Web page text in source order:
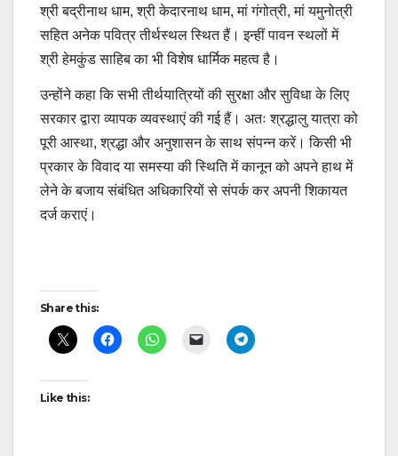
श्री बद्रीनाथ धाम, श्री केदारनाथ धाम, मां गंगोत्री, मां यमुनोत्री
सहित अनेक पवित्र तीर्थस्थल स्थित हैं। इन्हीं पावन स्थलों में
श्री हेमकुंड साहिब का भी विशेष धार्मिक महत्व है।
उन्होंने कहा कि सभी तीर्थयात्रियों की सुरक्षा और सुविधा के लिए
सरकार द्वारा व्यापक व्यवस्थाएं की गई हैं। अतः श्रद्धालु यात्रा को
पूरी आस्था, श्रद्धा और अनुशासन के साथ संपन्न करें। किसी भी
प्रकार के विवाद या समस्या की स्थिति में कानून को अपने हाथ में
लेने के बजाय संबंधित अधिकारियों से संपर्क कर अपनी शिकायत
दर्ज कराएं।
Post
navigation
Share this:
Like this: